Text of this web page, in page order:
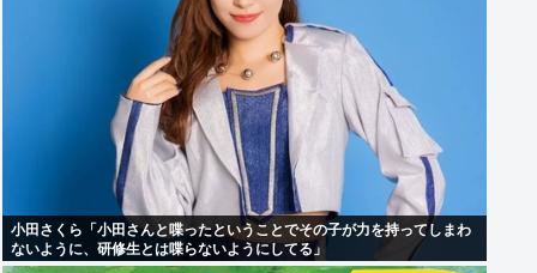
小田さくら「小田さんと喋ったということでその子が力を持ってしまわ
ないように、研修生とは喋らないようにしてる」